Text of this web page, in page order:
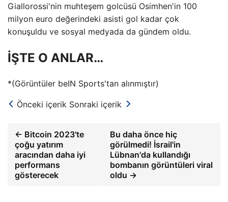
Giallorossi'nin muhteşem golcüsü Osimhen'in 100
milyon euro değerindeki asisti gol kadar çok
konuşuldu ve sosyal medyada da gündem oldu.
İŞTE O ANLAR…
*(Görüntüler beIN Sports'tan alınmıştır)
Önceki içerik Sonraki içerik
← Bitcoin 2023'te
çoğu yatırım
aracından daha iyi
performans
gösterecek
Bu daha önce hiç
görülmedi! İsrail'in
Lübnan'da kullandığı
bombanın görüntüleri viral
oldu →